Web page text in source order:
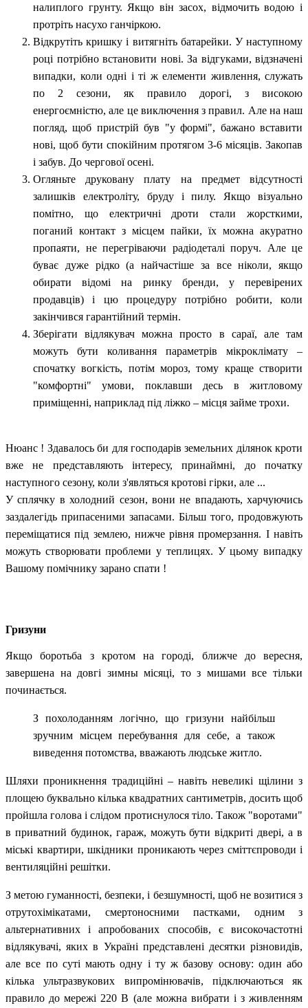
налиплого грунту. Якщо він засох, відмочить водою і
протріть насухо ганчіркою.
Відкрутіть кришку і витягніть батарейки. У наступному
році потрібно встановити нові. За відгуками, відзначені
випадки, коли одні і ті ж елементи живлення, служать
по 2 сезони, як правило дорогі, з високою
енергоємністю, але це виключення з правил. Але на наш
погляд, щоб пристрій був "у формі", бажано вставити
нові, щоб бути спокійним протягом 3-6 місяців. Закопав
і забув. До чергової осені.
Огляньте друковану плату на предмет відсутності
залишків електроліту, бруду і пилу. Якщо візуально
помітно, що електричні дроти стали жорсткими,
поганий контакт з місцем пайки, їх можна акуратно
пропаяти, не перегріваючи радіодеталі поруч. Але це
буває дуже рідко (а найчастіше за все ніколи, якщо
обирати відомі на ринку бренди, у перевірених
продавців) і цю процедуру потрібно робити, коли
закінчився гарантійний термін.
Зберігати відлякувач можна просто в сараї, але там
можуть бути коливання параметрів мікроклімату –
спочатку вогкість, потім мороз, тому краще створити
"комфортні" умови, поклавши десь в житловому
приміщенні, наприклад під ліжко – місця займе трохи.
Нюанс ! Здавалось би для господарів земельних ділянок кроти
вже не представляють інтересу, принаймні, до початку
наступного сезону, коли з'являться кротові гірки, але ...
У сплячку в холодний сезон, вони не впадають, харчуючись
заздалегідь припасеними запасами. Більш того, продовжують
переміщатися під землею, нижче рівня промерзання. І навіть
можуть створювати проблеми у теплицях. У цьому випадку
Вашому помічнику зарано спати !
Гризуни
Якщо боротьба з кротом на городі, ближче до вересня,
завершена на довгі зимны місяці, то з мишами все тільки
починається.
З похолоданням логічно, що гризуни найбільш
зручним місцем перебування для себе, а також
виведення потомства, вважають людське житло.
Шляхи проникнення традиційні – навіть невеликі щілини з
площею буквально кілька квадратних сантиметрів, досить щоб
пройшла голова і слідом протиснулося тіло. Також "воротами"
в приватний будинок, гараж, можуть бути відкриті двері, а в
міські квартири, шкідники проникають через сміттєпроводи і
вентиляційні решітки.
З метою гуманності, безпеки, і безшумності, щоб не возитися з
отрутохімікатами, смертоносними пастками, одним з
альтернативних і апробованих способів, є високочастотні
відлякувачі, яких в Україні представлені десятки різновидів,
але все по суті мають одну і ту ж базову основу: один або
кілька ультразвукових випромінювачів, підключаються як
правило до мережі 220 В (але можна вибрати і з живленням